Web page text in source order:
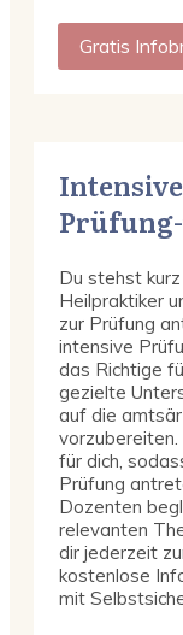
Gratis
Intensive
Du stehst
Heilpraktiker
zur Prüfung
intensive
das Richtige
gezielte
auf die
für dich,
Prüfung
Dozenten
relevanten
dir jederzeit
kostenlose
mit